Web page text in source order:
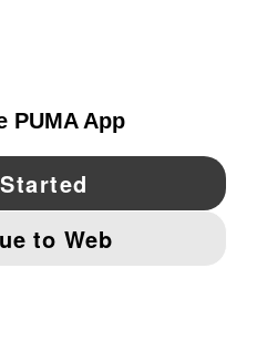
Pinterest
IMPRINT AND LEGAL DATA